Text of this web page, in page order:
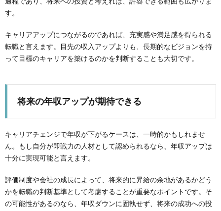
す。
キャリアアップにつながるのであれば、充実感や満足感を得られる
転職と言えます。目先の収入アップよりも、長期的なビジョンを持
って目標のキャリアを築けるのかを判断することも大切です。
将来の年収アップが期待できる
キャリアチェンジで年収が下がるケースは、一時的かもしれませ
ん。もし自分が即戦力の人材として認められるなら、年収アップは
十分に実現可能と言えます。
評価制度や会社の成長によって、将来的に昇給の余地があるかどう
かを転職の判断基準として考慮することが重要なポイントです。そ
の可能性があるのなら、年収ダウンに固執せず、将来の成功への投